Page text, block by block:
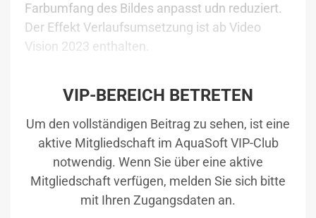
Farbumfang des Bildes anpasst udn reduziert.
Der Effekt Verlaufsumsetzung ist ab Video
Vision 2023 enthalten.
VIP-BEREICH BETRETEN
Um den vollständigen Beitrag zu sehen, ist eine
aktive Mitgliedschaft im AquaSoft VIP-Club
notwendig. Wenn Sie über eine aktive
Mitgliedschaft verfügen, melden Sie sich bitte
mit Ihren Zugangsdaten an.